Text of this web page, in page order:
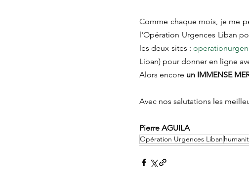
Comme chaque mois, je me
l'Opération Urgences Liban
les deux sites :
Liban) pour donner en ligne
Alors encore un IMMENSE
Avec nos salutations les
Pierre AGUILA
Opération Urgences Liban